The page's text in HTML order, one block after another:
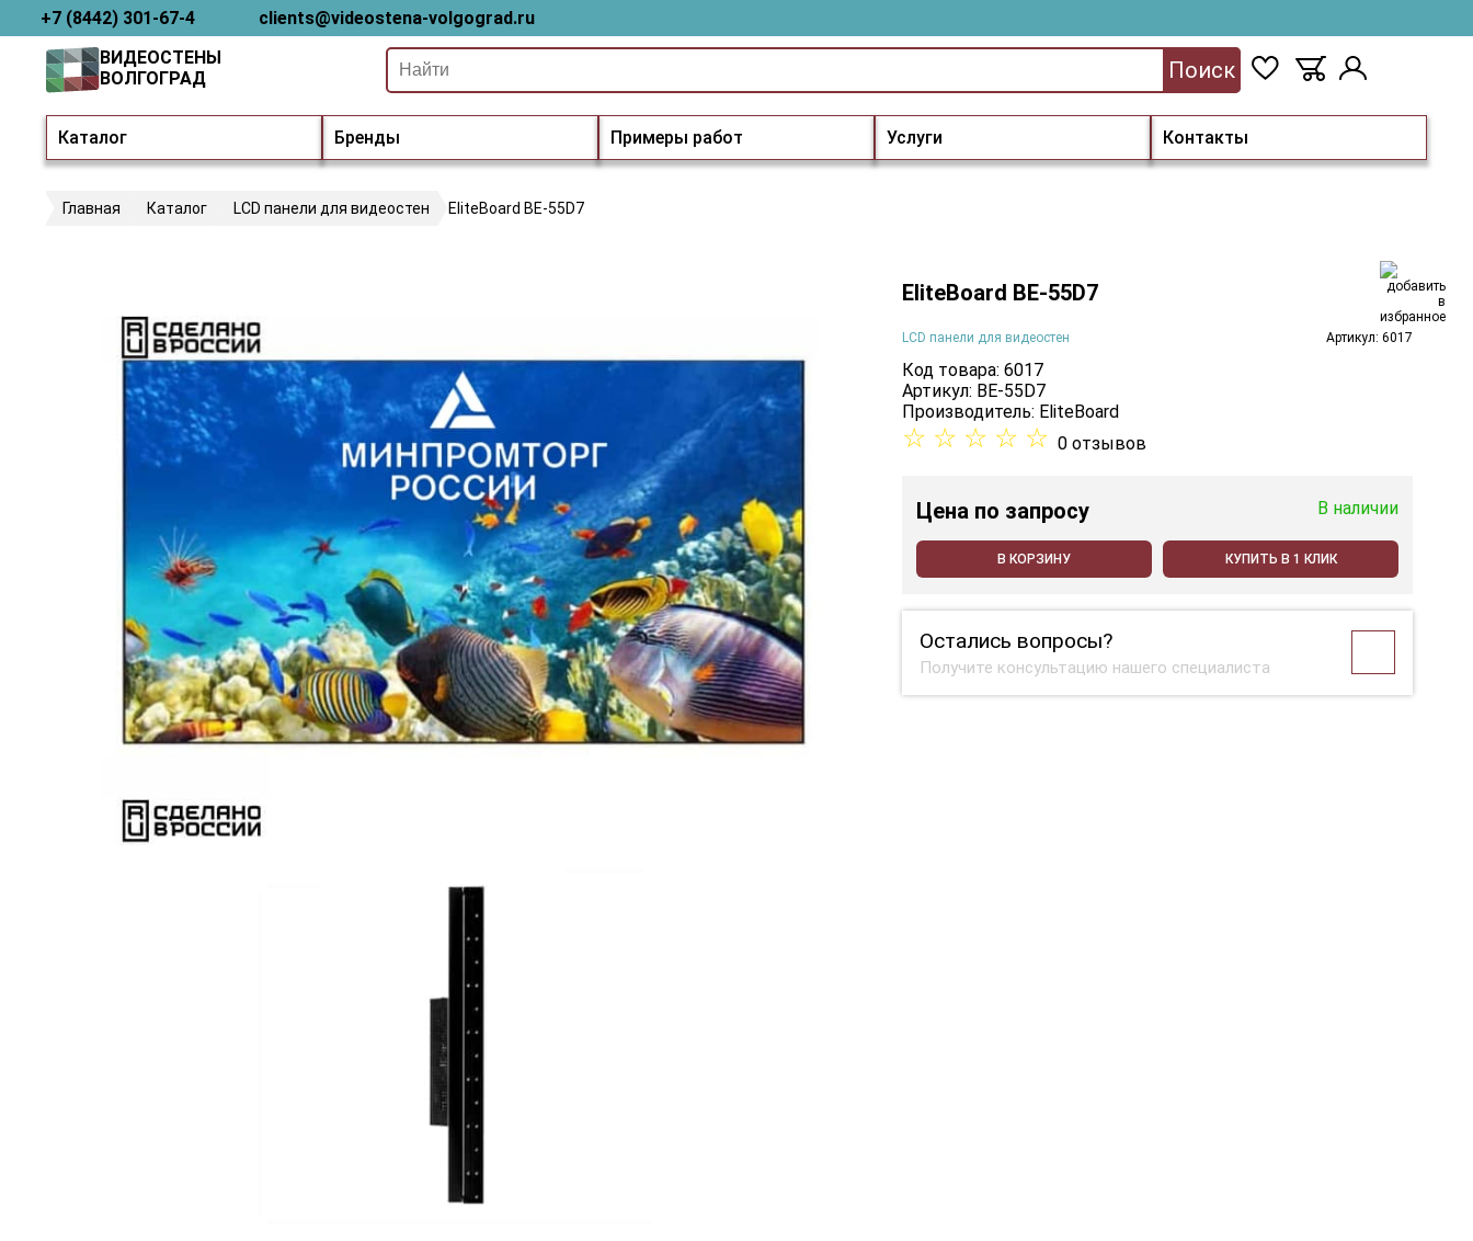
+7 (8442) 301-67-4 clients@videostena-volgograd.ru
Каталог Бренды Примеры работ Услуги Контакты
ВИДЕОСТЕНЫ
ВОЛГОГРАД
Поиск
Главная Каталог LCD панели для видеостен EliteBoard BE-55D7
EliteBoard BE-55D7
LCD панели для видеостен Артикул: 6017
Код товара: 6017
Артикул: BE-55D7
Производитель: EliteBoard
☆ ☆ ☆ ☆ ☆ 0 отзывов
Цена по запросу В наличии
В КОРЗИНУ КУПИТЬ В 1 КЛИК
Остались вопросы?
Получите консультацию нашего специалиста